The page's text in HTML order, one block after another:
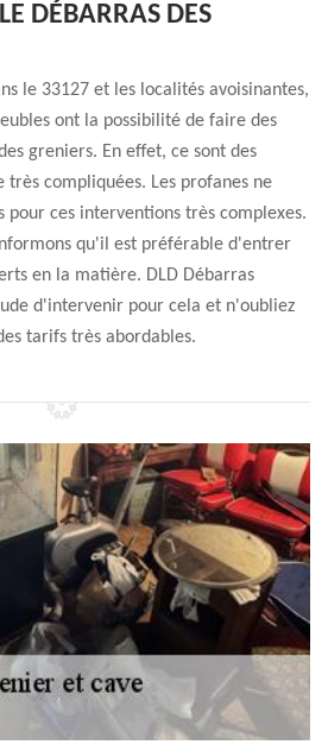
DÉBARRAS DES
le 33127 et les localités avoisinantes,
ont la possibilité de faire des
greniers. En effet, ce sont des
compliquées. Les profanes ne
pour ces interventions très complexes.
qu'il est préférable d'entrer
en la matière. DLD Débarras
d'intervenir pour cela et n'oubliez
tarifs très abordables.